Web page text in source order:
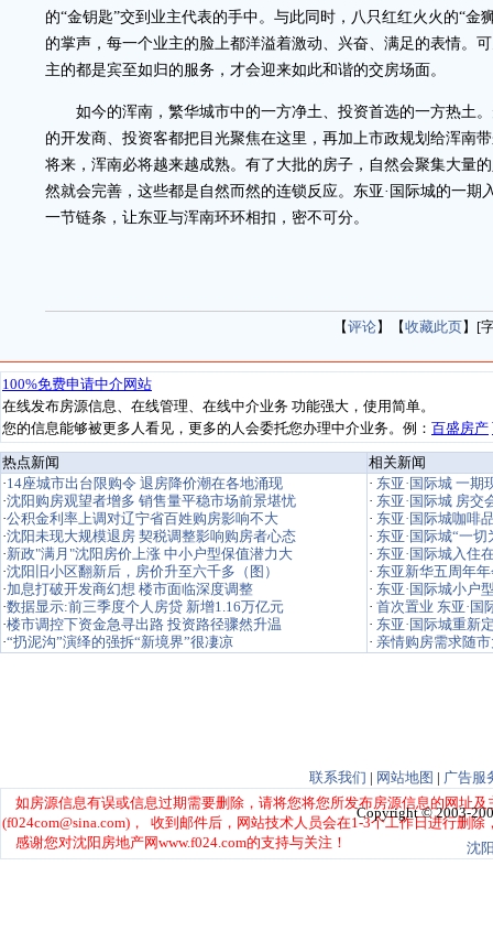
的“金钥匙”交到业主代表的手中。与此同时，八只红红火火的“金
的掌声，每一个业主的脸上都洋溢着激动、兴奋、满足的表情。
主的都是宾至如归的服务，才会迎来如此和谐的交房场面。
如今的浑南，繁华城市中的一方净土、投资首选的一方热土。
的开发商、投资客都把目光聚焦在这里，再加上市政规划给浑南
将来，浑南必将越来越成熟。有了大批的房子，自然会聚集大量
然就会完善，这些都是自然而然的连锁反应。东亚·国际城的一期
一节链条，让东亚与浑南环环相扣，密不可分。
【评论】【收藏此页】[
热点新闻
相关新闻
· 东亚·国际城 一期
· 东亚·国际城 房交
· 东亚·国际城咖啡
· 东亚·国际城“一
· 东亚·国际城入住
· 东亚新华五周年
· 东亚·国际城小户
· 首次置业 东亚·国
· 东亚·国际城重新
· 亲情购房需求随
联系我们 | 网站地图 | 广告服
Copyright © 2003-
沈